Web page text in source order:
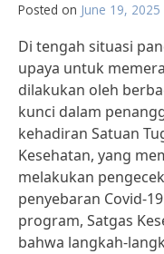
Posted on June 19, 2025
Di tengah situasi
upaya untuk
dilakukan oleh
kunci dalam
kehadiran Satuan
Kesehatan, yang
melakukan
penyebaran Covid-
program, Satgas
bahwa langkah-